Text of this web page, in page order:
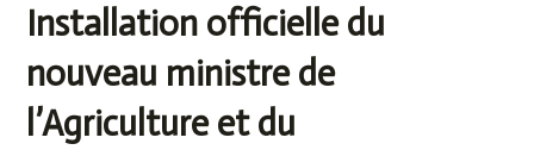
Installation officielle du
nouveau ministre de
l’Agriculture et du